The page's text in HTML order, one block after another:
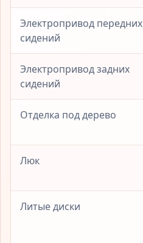
Электропривод передних
сидений
Электропривод задних
сидений
Отделка под дерево
Люк
Литые диски